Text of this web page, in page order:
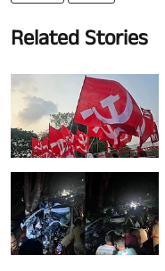
Related Stories